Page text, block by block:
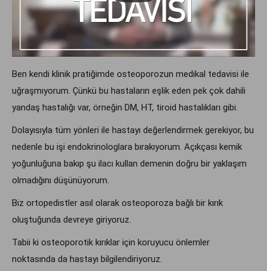
Ben kendi klinik pratiğimde osteoporozun medikal tedavisi ile
uğraşmıyorum. Çünkü bu hastaların eşlik eden pek çok dahili
yandaş hastalığı var, örneğin DM, HT, tiroid hastalıkları gibi.
Dolayısıyla tüm yönleri ile hastayı değerlendirmek gerekiyor, bu
nedenle bu işi endokrinologlara bırakıyorum. Açıkçası kemik
yoğunluğuna bakıp şu ilacı kullan demenin doğru bir yaklaşım
olmadığını düşünüyorum.
Biz ortopedistler asıl olarak osteoporoza bağlı bir kırık
oluştuğunda devreye giriyoruz.
Tabii ki osteoporotik kırıklar için koruyucu önlemler
noktasında da hastayı bilgilendiriyoruz.